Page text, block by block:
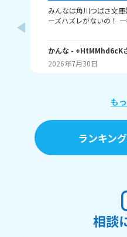
みんなは角川つばさ文
ーズハズレがないの！
人がいたら嬉しいです！
角川つばさ文庫でもそう
読書好きのみんな語ろ
かんな - +HtMMhd6cK
2026年7月30日
も
ランキン
相談